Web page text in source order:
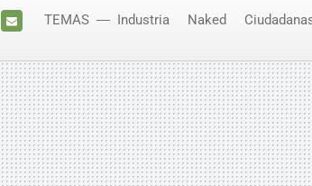
MAIL
TEMAS Industria Naked